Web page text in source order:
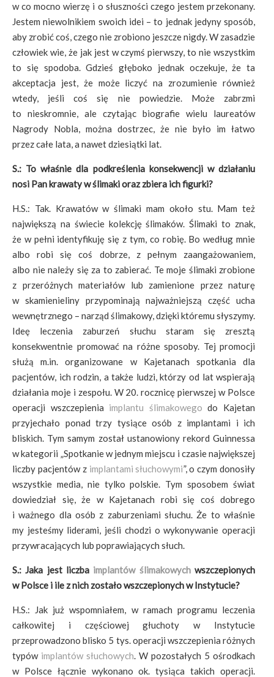
w co mocno wierzę i o słuszności czego jestem przekonany.
Jestem niewolnikiem swoich idei – to jednak jedyny sposób,
aby zrobić coś, czego nie zrobiono jeszcze nigdy. W zasadzie
człowiek wie, że jak jest w czymś pierwszy, to nie wszystkim
to się spodoba. Gdzieś głęboko jednak oczekuje, że ta
akceptacja jest, że może liczyć na zrozumienie również
wtedy, jeśli coś się nie powiedzie. Może zabrzmi
to nieskromnie, ale czytając biografie wielu laureatów
Nagrody Nobla, można dostrzec, że nie było im łatwo
przez całe lata, a nawet dziesiątki lat.
S.: To właśnie dla podkreślenia konsekwencji w działaniu
nosi Pan krawaty w ślimaki oraz zbiera ich figurki?
H.S.: Tak. Krawatów w ślimaki mam około stu. Mam też
największą na świecie kolekcję ślimaków. Ślimaki to znak,
że w pełni identyfikuję się z tym, co robię. Bo według mnie
albo robi się coś dobrze, z pełnym zaangażowaniem,
albo nie należy się za to zabierać. Te moje ślimaki zrobione
z przeróżnych materiałów lub zamienione przez naturę
w skamienieliny przypominają najważniejszą część ucha
wewnętrznego – narząd ślimakowy, dzięki któremu słyszymy.
Ideę leczenia zaburzeń słuchu staram się zresztą
konsekwentnie promować na różne sposoby. Tej promocji
służą m.in. organizowane w Kajetanach spotkania dla
pacjentów, ich rodzin, a także ludzi, którzy od lat wspierają
działania moje i zespołu. W 20. rocznicę pierwszej w Polsce
operacji wszczepienia implantu ślimakowego do Kajetan
przyjechało ponad trzy tysiące osób z implantami i ich
bliskich. Tym samym został ustanowiony rekord Guinnessa
w kategorii „Spotkanie w jednym miejscu i czasie największej
liczby pacjentów z implantami słuchowymi”, o czym donosiły
wszystkie media, nie tylko polskie. Tym sposobem świat
dowiedział się, że w Kajetanach robi się coś dobrego
i ważnego dla osób z zaburzeniami słuchu. Że to właśnie
my jesteśmy liderami, jeśli chodzi o wykonywanie operacji
przywracających lub poprawiających słuch.
S.: Jaka jest liczba implantów ślimakowychwszczepionych
w Polsce i ile z nich zostało wszczepionych w Instytucie?
H.S.: Jak już wspomniałem, w ramach programu leczenia
całkowitej i częściowej głuchoty w Instytucie
przeprowadzono blisko 5 tys. operacji wszczepienia różnych
typów implantów słuchowych. W pozostałych 5 ośrodkach
w Polsce łącznie wykonano ok. tysiąca takich operacji.